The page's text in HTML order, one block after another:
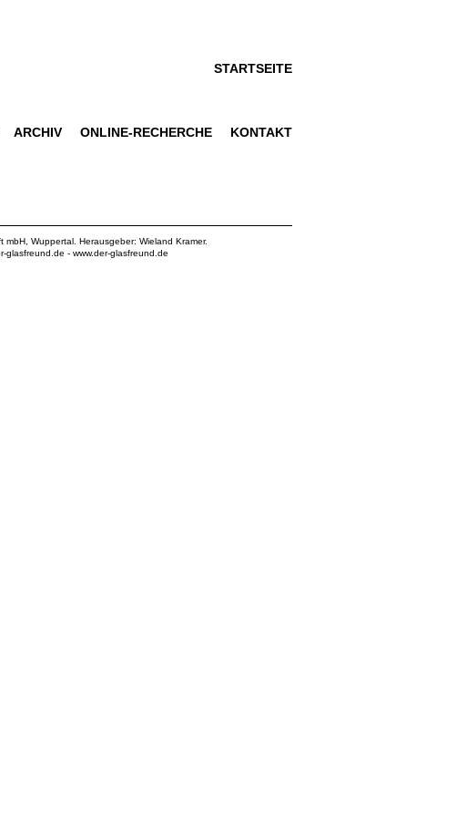
STARTSEITE
ARCHIV ONLINE-RECHERCHE KONTAKT
mbH , Wuppertal. Herausgeber: Wieland Kramer.
glasfreund.de - www.der-glasfreund.de